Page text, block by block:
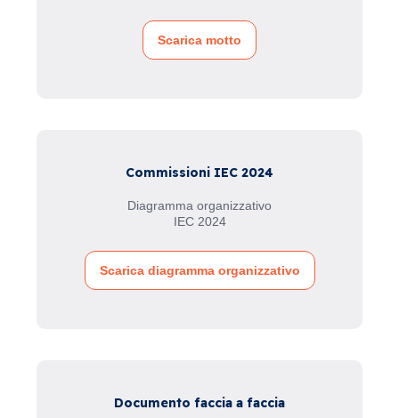
Scarica motto
Commissioni IEC 2024
Diagramma organizzativo
IEC 2024
Scarica diagramma organizzativo
Documento faccia a faccia